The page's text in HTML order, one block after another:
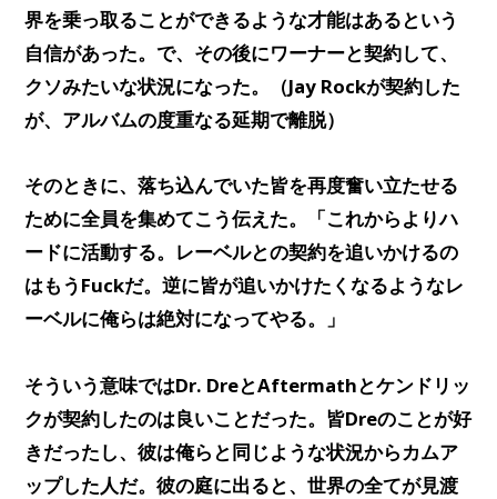
界を乗っ取ることができるような才能はあるという
自信があった。で、その後にワーナーと契約して、
クソみたいな状況になった。（Jay Rockが契約した
が、アルバムの度重なる延期で離脱）
そのときに、落ち込んでいた皆を再度奮い立たせる
ために全員を集めてこう伝えた。「これからよりハ
ードに活動する。レーベルとの契約を追いかけるの
はもうFuckだ。逆に皆が追いかけたくなるようなレ
ーベルに俺らは絶対になってやる。」
そういう意味ではDr. DreとAftermathとケンドリッ
クが契約したのは良いことだった。皆Dreのことが好
きだったし、彼は俺らと同じような状況からカムア
ップした人だ。彼の庭に出ると、世界の全てが見渡